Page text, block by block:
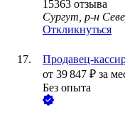
15363 отзыва
Сургут, р-н
Откликнуться
Продавец-
от 39 847 ₽ за
Без опыта